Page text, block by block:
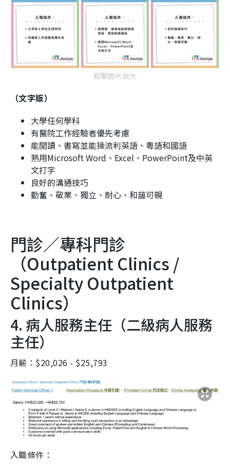
點擊圖片放大
（文字版）
大學任何學科
有醫院工作經驗者優先考慮
能閱讀、書寫並能操流利英語、粵語和國語
熟用Microsoft Word、Excel、PowerPoint及中英
文打字
良好的溝通技巧
勤奮、敬業、獨立、耐心、和藹可親
門診／專科門診
（Outpatient Clinics /
Specialty Outpatient
Clinics）
4. 病人服務主任（二級病人服務
主任）
月薪：$20,026 - $25,793
入職條件：